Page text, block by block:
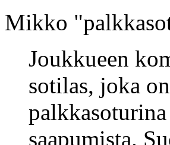
Mikko
Joukkueen
sotilas, joka
saapumista.